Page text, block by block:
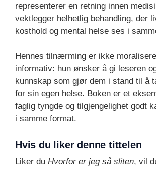
representerer en retning innen
vektlegger helhetlig behandling, der
kosthold og mental helse ses i
Hennes tilnærming er ikke
informativ: hun ønsker å gi leseren
kunnskap som gjør dem i stand til å
for sin egen helse. Boken er et
faglig tyngde og tilgjengelighet godt
i samme format.
Hvis du liker denne tittelen
Liker du Hvorfor er jeg så sliten, vil